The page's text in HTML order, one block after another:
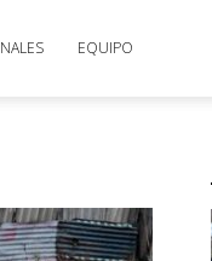
EQUIPO